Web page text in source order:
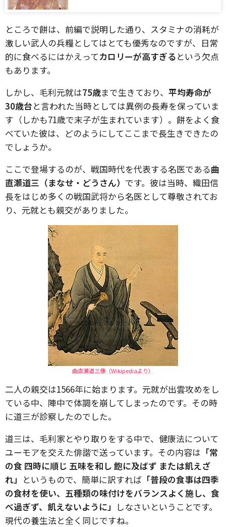
ところで餅は、前編で説明した通り、スタミナの消耗が
激しい武人の兵糧としてはとても優秀なのですが、日常
的に食べるにはかえってカロリーが高すぎるという欠点
もあります。
しかし、毛利元就は75歳まで生きており、 平均寿命が
30歳台と言われた当時としては異例の長寿を保っていま
す（しかも71歳で末子が生まれています）。餅をよく食
べていた彼は、どのようにしてここまで長生きできたの
でしょうか。
ここで登場するのが、戦国時代を代表する名医である曲
直瀬道三（まなせ・どうさん） です。彼は当時、織田信
長をはじめ多くの戦国武将から名医として尊敬されてお
り、元就とも親交がありました。
曲直瀬道三像（Wikipediaより）
二人の親交は1566年に始まります。元就が出雲攻めをし
ている中、陣中で体調を崩してしまったのです。その時
に道三が診察したのでした。
道三は、毛利家とやり取りをする中で、健康法について
ユーモアを交えた俳諧で送っています。その内容は 「常
の食 四時に順じ 五味を和し 飽に及ばず または飢えざ
れ」 というもので、簡単に訳すれば 「普段の食事は四季
の食材を使い、五種類の味付けをバランスよく施し、食
べ過ぎず、飢えないように」 しなさいということです。
現代の養生法と全く同じですね。